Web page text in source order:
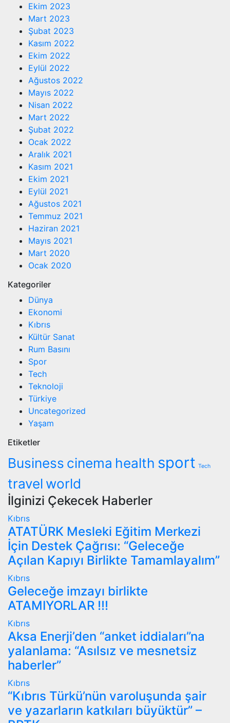
Ekim 2023
Mart 2023
Şubat 2023
Kasım 2022
Ekim 2022
Eylül 2022
Ağustos 2022
Mayıs 2022
Nisan 2022
Mart 2022
Şubat 2022
Ocak 2022
Aralık 2021
Kasım 2021
Ekim 2021
Eylül 2021
Ağustos 2021
Temmuz 2021
Haziran 2021
Mayıs 2021
Mart 2020
Ocak 2020
Kategoriler
Dünya
Ekonomi
Kıbrıs
Kültür Sanat
Rum Basını
Spor
Tech
Teknoloji
Türkiye
Uncategorized
Yaşam
Etiketler
Business cinema health sport Tech
travel world
İlginizi Çekecek Haberler
Kıbrıs
ATATÜRK Mesleki Eğitim Merkezi
İçin Destek Çağrısı: “Geleceğe
Açılan Kapıyı Birlikte Tamamlayalım”
Kıbrıs
Geleceğe imzayı birlikte
ATAMIYORLAR !!!
Kıbrıs
Aksa Enerji’den “anket iddiaları”na
yalanlama: “Asılsız ve mesnetsiz
haberler”
Kıbrıs
“Kıbrıs Türkü’nün varoluşunda şair
ve yazarların katkıları büyüktür” –